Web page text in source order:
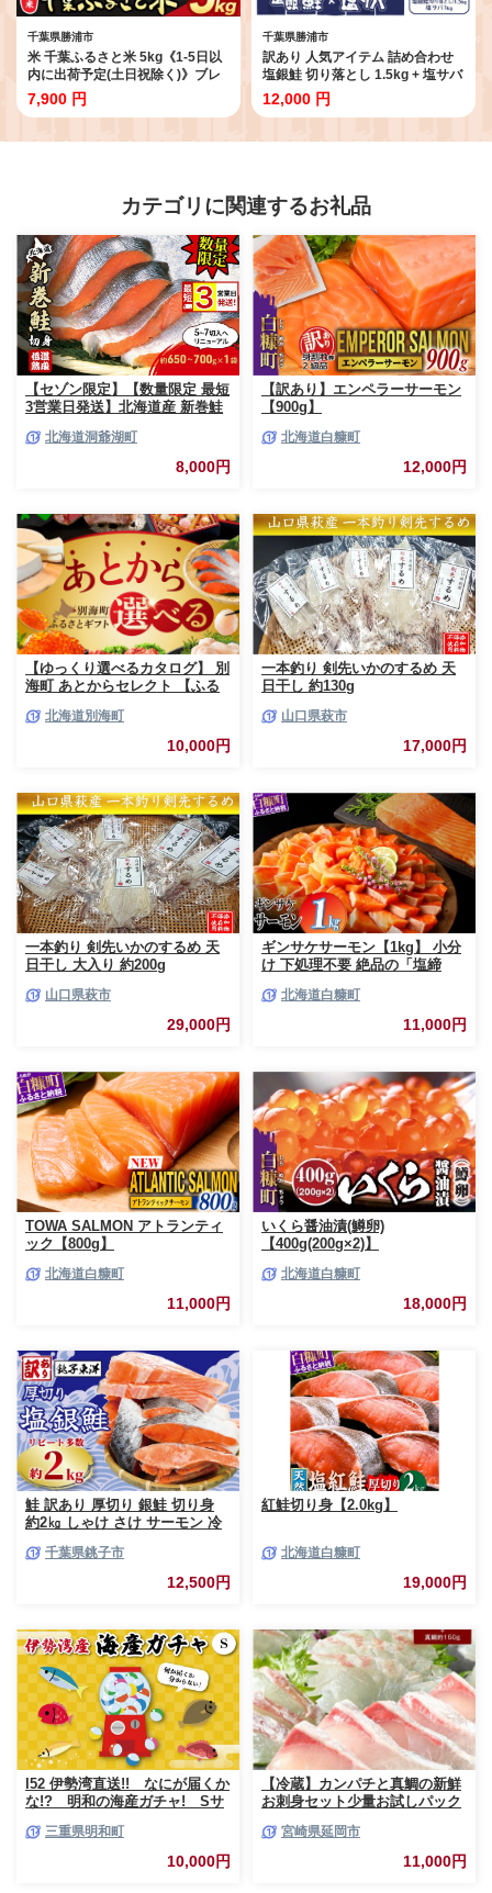
千葉県勝浦市
米 千葉ふるさと米 5kg《1-5日以
内に出荷予定(土日祝除く)》ブレ
ンド米 千葉県 勝浦市 米 白米 精米
国産 お米 おこめ お弁当 おにぎり
7,900 円
千葉県勝浦市
訳あり 人気アイテム 詰め合わせ
塩銀鮭 切り落とし 1.5kg + 塩サバ
1kg 合計 約 2.5kg 株式会社西川
《7月下旬-8月末頃出荷予定》千
落とし 冷凍 訳あり 手作り 惣菜
12,000 円
カテゴリに関連するお礼品
【セゾン限定】【数量限定 最短
3営業日発送】北海道産 新巻鮭
700g/5～7切入) 最短配送 北海
道 秋鮭 小分け 鮭 さけ しゃけ
シャケ 中塩 海鮮 冷凍 お弁当
モン サケ
北海道洞爺湖町
8,000円
【訳あり】エンペラーサーモン
【900g】
北海道白糠町
12,000円
【ゆっくり選べるカタログ】 別
海町 あとからセレクト 【ふる
とから選べる！ ギフト いくら
ほたて 海鮮 牛肉 ケーキ アイス
【BY0000010】（ 後から選べ
カタログギフト あとからカタロ
グ あとからカタログポイント
あとからカタログギフト ふるさ
と納税 ）
北海道別海町
10,000円
一本釣り 剣先いかのするめ 天
日干し 約130g
山口県萩市
17,000円
一本釣り 剣先いかのするめ 天
日干し 大入り 約200g
山口県萩市
29,000円
ギンサケサーモン【1kg】 小分
け 下処理不要 絶品の「塩締
サーモン 鮭 魚 銀鮭 刺身 生食
用 さけ サケ ふるさと ランキン
グ 人気 魚介類 魚介 北海道 白
北海道白糠町
11,000円
TOWA SALMON アトランティ
ック【800g】
北海道白糠町
11,000円
いくら醤油漬(鱒卵)
【400g(200g×2)】
北海道白糠町
18,000円
鮭 訳あり 厚切り 銀鮭 切り身
約2㎏ しゃけ さけ サーモン 冷
弁当 銀鮭切り身 銀鮭切身 鮭切
身 鮭切り身 シャケ サケ 魚 魚
介 魚貝類 海鮮 わけあり 訳あり
メ ふるさと納税鮭 ふるさと納
税 千葉県 銚子市 銚子東洋
千葉県銚子市
12,500円
紅鮭切り身【2.0kg】
北海道白糠町
19,000円
I52 伊勢湾直送!! なにが届くか
な!? 明和の海産ガチャ! Sサ
三重県明和町
10,000円
【冷蔵】カンパチと真鯛の新鮮
お刺身セット少量お試しパック
宮崎県延岡市
11,000円